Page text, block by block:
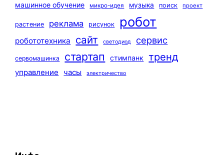
машинное обучение
микро-идея музыка поиск проект
растение реклама рисунок робот
робототехника сайт светодиод сервис
сервомашинка стартап стимпанк тренд
управление часы электричество